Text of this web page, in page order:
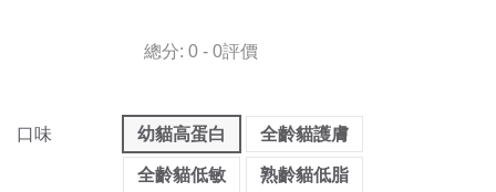
總分: 0 - 0評價
口味 幼貓高蛋白 全齡貓護膚
全齡貓低敏 熟齡貓低脂